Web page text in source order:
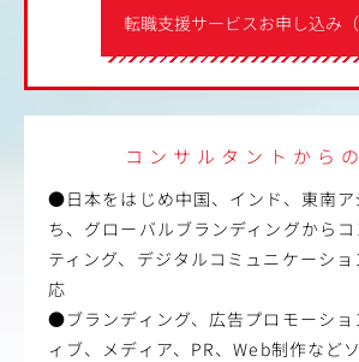
転職支援サービスお申し込み（
コンサルタントから
●日本をはじめ中国、インド、東南ア
ち、グローバルブランディングから
ティング、デジタルコミュニケーシ
応
●ブランディング、広告プロモーショ
ィブ、メディア、PR、Web制作など